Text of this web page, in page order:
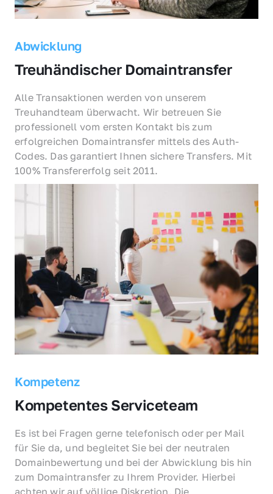
Abwicklung
Treuhändischer Domaintransfer
Alle Transaktionen werden von unserem
Treuhandteam überwacht. Wir betreuen Sie
professionell vom ersten Kontakt bis zum
erfolgreichen Domaintransfer mittels des Auth-
Codes. Das garantiert Ihnen sichere Transfers. Mit
100% Transfererfolg seit 2011.
Kompetenz
Kompetentes Serviceteam
Es ist bei Fragen gerne telefonisch oder per Mail
für Sie da, und begleitet Sie bei der neutralen
Domainbewertung und bei der Abwicklung bis hin
zum Domaintransfer zu Ihrem Provider. Hierbei
achten wir auf völlige Diskretion. Die